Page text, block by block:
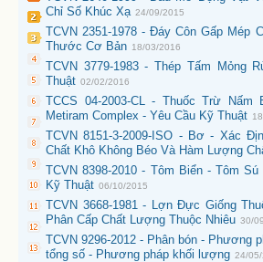
Chỉ Số Khúc Xạ 24/09/2015
TCVN 2351-1978 - Đáy Côn Gấp Mép
Thước Cơ Bản 18/03/2016
TCVN 3779-1983 - Thép Tấm Mỏng
Thuật 02/02/2016
TCCS 04-2003-CL - Thuốc Trừ Nấm
Metiram Complex - Yêu Cầu Kỹ Thuật
TCVN 8151-3-2009-ISO - Bơ - Xác
Chất Khô Không Béo Và Hàm Lượng
TCVN 8398-2010 - Tôm Biển - Tôm
Kỹ Thuật 06/10/2015
TCVN 3668-1981 - Lợn Đực Giống
Phân Cấp Chất Lượng Thuộc Nhiêu 30/
TCVN 9296-2012 - Phân bón - Phương
tổng số - Phương pháp khối lượng 24/